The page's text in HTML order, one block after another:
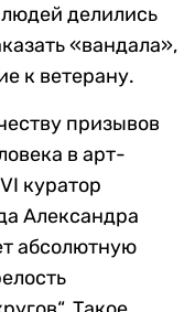
делились
«вандала»,
к ветерану.
призывов
в арт-
куратор
Александра
абсолютную